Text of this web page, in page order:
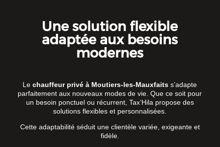
Une solution flexible
adaptée aux besoins
modernes
Lechauffeur privé à Moutiers-les-Mauxfaits s’adapte
parfaitement aux nouveaux modes de vie. Que ce soit pour
un besoin ponctuel ou récurrent, Tax’Hila propose des
solutions flexibles et personnalisées.
Cette adaptabilité séduit une clientèle variée, exigeante et
fidèle.